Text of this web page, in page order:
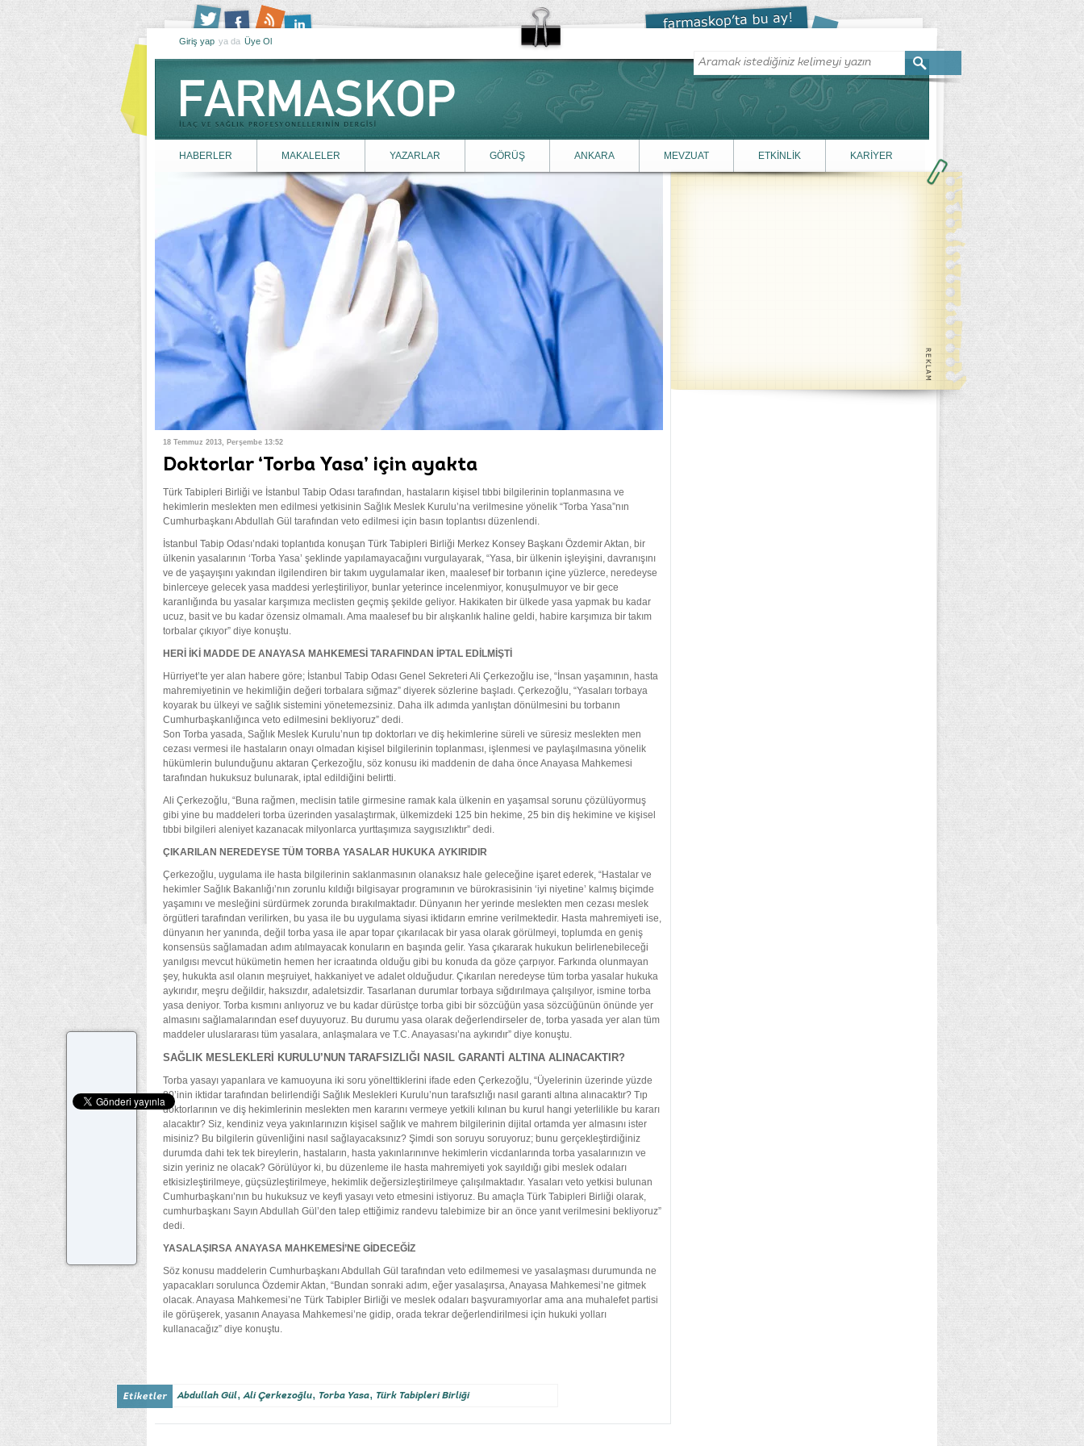
Giriş yap ya da Üye Ol
HABERLER MAKALELER YAZARLAR GÖRÜŞ ANKARA MEVZUAT ETKİNLİK KARİYER
18 Temmuz 2013, Perşembe 13:52
Doktorlar ‘Torba Yasa’ için ayakta
Türk Tabipleri Birliği ve İstanbul Tabip Odası tarafından, hastaların kişisel tıbbi bilgilerinin toplanmasına ve
hekimlerin meslekten men edilmesi yetkisinin Sağlık Meslek Kurulu’na verilmesine yönelik “Torba Yasa”nın
Cumhurbaşkanı Abdullah Gül tarafından veto edilmesi için basın toplantısı düzenlendi.
İstanbul Tabip Odası’ndaki toplantıda konuşan Türk Tabipleri Birliği Merkez Konsey Başkanı Özdemir Aktan, bir
ülkenin yasalarının ‘Torba Yasa’ şeklinde yapılamayacağını vurgulayarak, “Yasa, bir ülkenin işleyişini, davranışını
ve de yaşayışını yakından ilgilendiren bir takım uygulamalar iken, maalesef bir torbanın içine yüzlerce, neredeyse
binlerceye gelecek yasa maddesi yerleştiriliyor, bunlar yeterince incelenmiyor, konuşulmuyor ve bir gece
karanlığında bu yasalar karşımıza meclisten geçmiş şekilde geliyor. Hakikaten bir ülkede yasa yapmak bu kadar
ucuz, basit ve bu kadar özensiz olmamalı. Ama maalesef bu bir alışkanlık haline geldi, habire karşımıza bir takım
torbalar çıkıyor” diye konuştu.
HERİ İKİ MADDE DE ANAYASA MAHKEMESİ TARAFINDAN İPTAL EDİLMİŞTİ
Hürriyet’te yer alan habere göre; İstanbul Tabip Odası Genel Sekreteri Ali Çerkezoğlu ise, “İnsan yaşamının, hasta
mahremiyetinin ve hekimliğin değeri torbalara sığmaz” diyerek sözlerine başladı. Çerkezoğlu, “Yasaları torbaya
koyarak bu ülkeyi ve sağlık sistemini yönetemezsiniz. Daha ilk adımda yanlıştan dönülmesini bu torbanın
Cumhurbaşkanlığınca veto edilmesini bekliyoruz” dedi.
Son Torba yasada, Sağlık Meslek Kurulu’nun tıp doktorları ve diş hekimlerine süreli ve süresiz meslekten men
cezası vermesi ile hastaların onayı olmadan kişisel bilgilerinin toplanması, işlenmesi ve paylaşılmasına yönelik
hükümlerin bulunduğunu aktaran Çerkezoğlu, söz konusu iki maddenin de daha önce Anayasa Mahkemesi
tarafından hukuksuz bulunarak, iptal edildiğini belirtti.
Ali Çerkezoğlu, “Buna rağmen, meclisin tatile girmesine ramak kala ülkenin en yaşamsal sorunu çözülüyormuş
gibi yine bu maddeleri torba üzerinden yasalaştırmak, ülkemizdeki 125 bin hekime, 25 bin diş hekimine ve kişisel
tıbbi bilgileri aleniyet kazanacak milyonlarca yurttaşımıza saygısızlıktır” dedi.
ÇIKARILAN NEREDEYSE TÜM TORBA YASALAR HUKUKA AYKIRIDIR
Çerkezoğlu, uygulama ile hasta bilgilerinin saklanmasının olanaksız hale geleceğine işaret ederek, “Hastalar ve
hekimler Sağlık Bakanlığı’nın zorunlu kıldığı bilgisayar programının ve bürokrasisinin ‘iyi niyetine’ kalmış biçimde
yaşamını ve mesleğini sürdürmek zorunda bırakılmaktadır. Dünyanın her yerinde meslekten men cezası meslek
örgütleri tarafından verilirken, bu yasa ile bu uygulama siyasi iktidarın emrine verilmektedir. Hasta mahremiyeti ise,
dünyanın her yanında, değil torba yasa ile apar topar çıkarılacak bir yasa olarak görülmeyi, toplumda en geniş
konsensüs sağlamadan adım atılmayacak konuların en başında gelir. Yasa çıkararak hukukun belirlenebileceği
yanılgısı mevcut hükümetin hemen her icraatında olduğu gibi bu konuda da göze çarpıyor. Farkında olunmayan
şey, hukukta asıl olanın meşruiyet, hakkaniyet ve adalet olduğudur. Çıkarılan neredeyse tüm torba yasalar hukuka
aykırıdır, meşru değildir, haksızdır, adaletsizdir. Tasarlanan durumlar torbaya sığdırılmaya çalışılıyor, ismine torba
yasa deniyor. Torba kısmını anlıyoruz ve bu kadar dürüstçe torba gibi bir sözcüğün yasa sözcüğünün önünde yer
almasını sağlamalarından esef duyuyoruz. Bu durumu yasa olarak değerlendirseler de, torba yasada yer alan tüm
maddeler uluslararası tüm yasalara, anlaşmalara ve T.C. Anayasası’na aykırıdır” diye konuştu.
SAĞLIK MESLEKLERİ KURULU’NUN TARAFSIZLIĞI NASIL GARANTİ ALTINA ALINACAKTIR?
Torba yasayı yapanlara ve kamuoyuna iki soru yönelttiklerini ifade eden Çerkezoğlu, “Üyelerinin üzerinde yüzde
80’inin iktidar tarafından belirlendiği Sağlık Meslekleri Kurulu’nun tarafsızlığı nasıl garanti altına alınacaktır? Tıp
doktorlarının ve diş hekimlerinin meslekten men kararını vermeye yetkili kılınan bu kurul hangi yeterlilikle bu kararı
alacaktır? Siz, kendiniz veya yakınlarınızın kişisel sağlık ve mahrem bilgilerinin dijital ortamda yer almasını ister
misiniz? Bu bilgilerin güvenliğini nasıl sağlayacaksınız? Şimdi son soruyu soruyoruz; bunu gerçekleştirdiğiniz
durumda dahi tek tek bireylerin, hastaların, hasta yakınlarınınve hekimlerin vicdanlarında torba yasalarınızın ve
sizin yeriniz ne olacak? Görülüyor ki, bu düzenleme ile hasta mahremiyeti yok sayıldığı gibi meslek odaları
etkisizleştirilmeye, güçsüzleştirilmeye, hekimlik değersizleştirilmeye çalışılmaktadır. Yasaları veto yetkisi bulunan
Cumhurbaşkanı’nın bu hukuksuz ve keyfi yasayı veto etmesini istiyoruz. Bu amaçla Türk Tabipleri Birliği olarak,
cumhurbaşkanı Sayın Abdullah Gül’den talep ettiğimiz randevu talebimize bir an önce yanıt verilmesini bekliyoruz”
dedi.
YASALAŞIRSA ANAYASA MAHKEMESİ’NE GİDECEĞİZ
Söz konusu maddelerin Cumhurbaşkanı Abdullah Gül tarafından veto edilmemesi ve yasalaşması durumunda ne
yapacakları sorulunca Özdemir Aktan, “Bundan sonraki adım, eğer yasalaşırsa, Anayasa Mahkemesi’ne gitmek
olacak. Anayasa Mahkemesi’ne Türk Tabipler Birliği ve meslek odaları başvuramıyorlar ama ana muhalefet partisi
ile görüşerek, yasanın Anayasa Mahkemesi’ne gidip, orada tekrar değerlendirilmesi için hukuki yolları
kullanacağız” diye konuştu.
Abdullah Gül, Ali Çerkezoğlu, Torba Yasa, Türk Tabipleri Birliği